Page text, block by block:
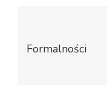
Formalności